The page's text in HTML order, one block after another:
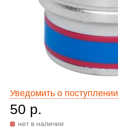
Уведомить о поступлении
50 р.
нет в наличии